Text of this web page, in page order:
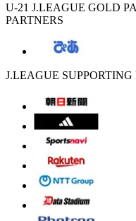
U-21 J.LEAGUE GOLD
PARTNERS
J.LEAGUE SUPPORTING